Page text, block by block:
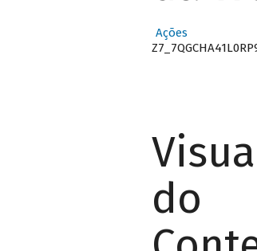
Ações
do